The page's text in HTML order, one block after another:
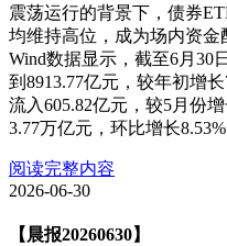
震荡运行的背景下，债券
均维持高位，成为场内资金
Wind数据显示，截至6月30
到8913.77亿元，较年初增
流入605.82亿元，较5月份
3.77万亿元，环比增长
阅读完整内容
2026-06-30
【晨报20260630】